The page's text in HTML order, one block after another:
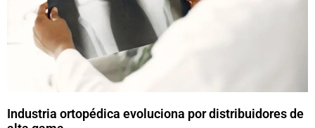
Industria ortopédica evoluciona por distribuidores de